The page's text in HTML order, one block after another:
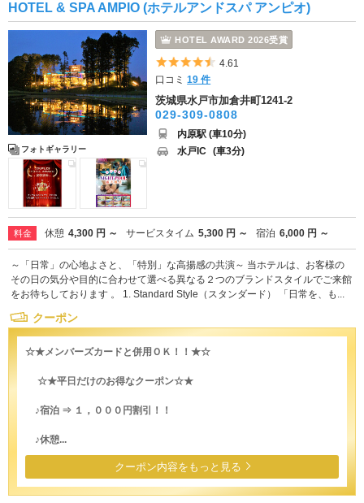
から徒歩ですぐ、水戸黄門・水戸光圀(みつくに)を祀る「常磐神社」にも行
ってみましょう。陣太鼓や水戸藩ゆかりの品々が展示されています。その
他にも、水戸のシンボルタワー「水戸芸術館 」や、ショッピングデートに
人気の「
イオンモール水戸内原
」など、魅力的なスポットが盛り沢山で
す。観光・デートを満喫したらラブホテルで休憩・宿泊しましょう。水戸
エリアには21軒のラブホテルがあります。カップルズ予約ができるホテル
もあるのでさっそくチェックしてみませんか？
HOTEL & SPA AMPIO (ホテルアンドスパ アンピオ)
フォトギャラリー
HOTEL AWARD 2026受賞
5つ星のうち4.5
4.61
口コミ19 件
茨城県水戸市加倉井町1241-2
029-309-0808
内原駅 (車10分)
水戸IC (車3分)
料金 休憩 4,300 円 ～ サービスタイム 5,300 円 ～ 宿泊 6,000 円 ～
～「日常」の心地よさと、「特別」な高揚感の共演～ 当ホテルは、お客様の
その日の気分や目的に合わせて選べる異なる２つのブランドスタイルでご来館
をお待ちしております 。 1. Standard Style（スタンダード） 「日常を、も...
クーポン
☆★メンバーズカードと併用ＯＫ！！★☆
☆★平日だけのお得なクーポン☆★
♪宿泊 ⇒ １，０００円割引！！
♪休憩...
クーポン内容をもっと見る